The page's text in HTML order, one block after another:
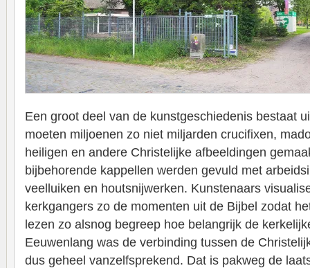
Een groot deel van de kunstgeschiedenis bestaat
moeten miljoenen zo niet miljarden crucifixen,
heiligen en andere Christelijke afbeeldingen
bijbehorende kappellen werden gevuld met
veelluiken en houtsnijwerken. Kunstenaars
kerkgangers zo de momenten uit de Bijbel zodat
lezen zo alsnog begreep hoe belangrijk de
Eeuwenlang was de verbinding tussen de
dus geheel vanzelfsprekend. Dat is pakweg de